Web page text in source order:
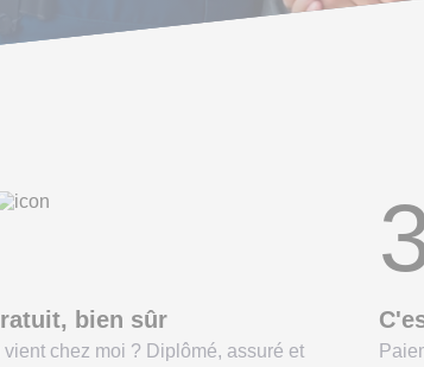
bien sûr
vient chez moi ? Diplômé, assuré et